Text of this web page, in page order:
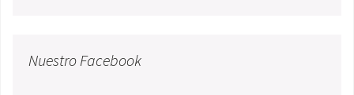
Nuestro Facebook